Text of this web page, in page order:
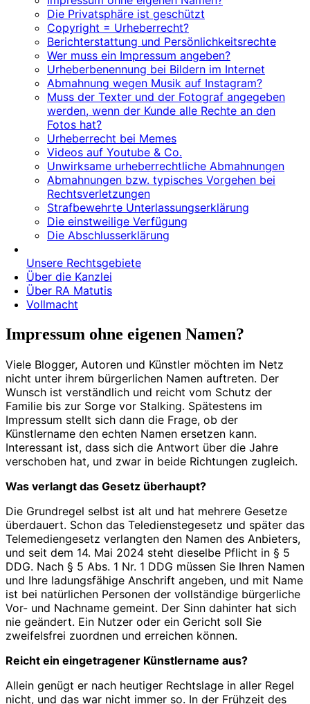
Die Privatsphäre ist geschützt
Copyright = Urheberrecht?
Berichterstattung und Persönlichkeitsrechte
Wer muss ein Impressum angeben?
Urheberbenennung bei Bildern im Internet
Abmahnung wegen Musik auf Instagram?
Muss der Texter und der Fotograf angegeben
werden, wenn der Kunde alle Rechte an den
Fotos hat?
Urheberrecht bei Memes
Videos auf Youtube & Co.
Unwirksame urheberrechtliche Abmahnungen
Abmahnungen bzw. typisches Vorgehen bei
Rechtsverletzungen
Strafbewehrte Unterlassungserklärung
Die einstweilige Verfügung
Die Abschlusserklärung
Unsere Rechtsgebiete
Über die Kanzlei
Über RA Matutis
Vollmacht
Impressum ohne eigenen Namen?
Viele Blogger, Autoren und Künstler möchten im Netz
nicht unter ihrem bürgerlichen Namen auftreten. Der
Wunsch ist verständlich und reicht vom Schutz der
Familie bis zur Sorge vor Stalking. Spätestens im
Impressum stellt sich dann die Frage, ob der
Künstlername den echten Namen ersetzen kann.
Interessant ist, dass sich die Antwort über die Jahre
verschoben hat, und zwar in beide Richtungen zugleich.
Was verlangt das Gesetz überhaupt?
Die Grundregel selbst ist alt und hat mehrere Gesetze
überdauert. Schon das Teledienstegesetz und später das
Telemediengesetz verlangten den Namen des Anbieters,
und seit dem 14. Mai 2024 steht dieselbe Pflicht in § 5
DDG. Nach § 5 Abs. 1 Nr. 1 DDG müssen Sie Ihren Namen
und Ihre ladungsfähige Anschrift angeben, und mit Name
ist bei natürlichen Personen der vollständige bürgerliche
Vor- und Nachname gemeint. Der Sinn dahinter hat sich
nie geändert. Ein Nutzer oder ein Gericht soll Sie
zweifelsfrei zuordnen und erreichen können.
Reicht ein eingetragener Künstlername aus?
Allein genügt er nach heutiger Rechtslage in aller Regel
nicht, und das war nicht immer so. In der Frühzeit des